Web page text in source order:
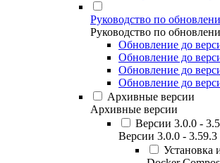
Руководство по
Руководство по
Обновление до
Обновление до
Обновление до
Обновление до
Архивные версии
Архивные версии
Версии 3.0.0 -
Версии 3.0.0 - 3.59.3
Установка